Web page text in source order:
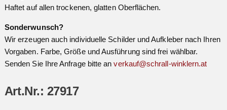
Haftet auf allen trockenen, glatten Oberflächen.
Sonderwunsch?
Wir erzeugen auch individuelle Schilder und Aufkleber nach Ihren
Vorgaben. Farbe, Größe und Ausführung sind frei wählbar.
Senden Sie Ihre Anfrage bitte anverkauf@schrall-winklern.at
Art.Nr.: 27917